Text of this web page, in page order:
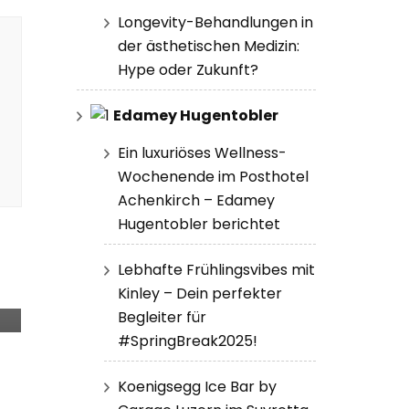
Longevity-Behandlungen in
der ästhetischen Medizin:
Hype oder Zukunft?
Edamey Hugentobler
Ein luxuriöses Wellness-
Wochenende im Posthotel
Achenkirch – Edamey
Hugentobler berichtet
Lebhafte Frühlingsvibes mit
Kinley – Dein perfekter
Begleiter für
#SpringBreak2025!
Koenigsegg Ice Bar by